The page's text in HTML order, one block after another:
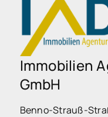
Immobilien
GmbH
Benno-Strauß-